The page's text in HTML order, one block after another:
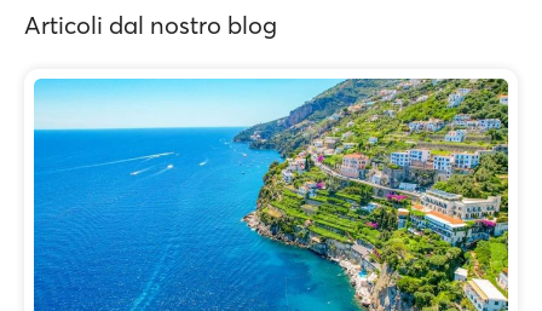
Articoli dal nostro blog